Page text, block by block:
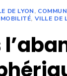
DE LYON,
MOBILITÉ, VILLE DE